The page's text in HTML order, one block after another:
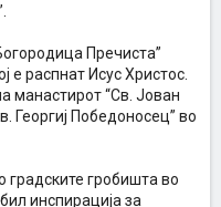
Пречиста”
е распнат Исус Христос.
манастирот “Св. Јован
Георгиј Победоносец” во
градските гробишта во
инспирација за